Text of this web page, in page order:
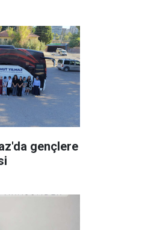
gençlere